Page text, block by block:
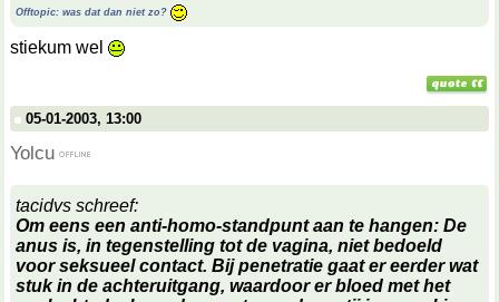
Offtopic: was dat dan niet zo?
stiekum wel
05-01-2003, 13:00
Yolcu
tacidvs schreef:
Om eens een anti-homo-standpunt aan te hangen: De
anus is, in tegenstelling tot de vagina, niet bedoeld
voor seksueel contact. Bij penetratie gaat er eerder wat
stuk in de achteruitgang, waardoor er bloed met het